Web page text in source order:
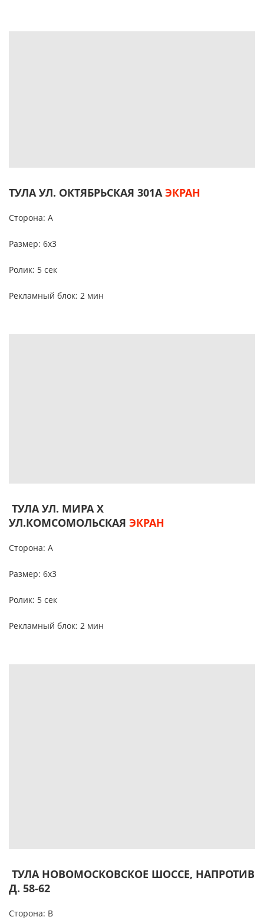
ТУЛА УЛ. ОКТЯБРЬСКАЯ 301АЭКРАН
Сторона: A
Размер: 6х3
Ролик: 5 сек
Рекламный блок: 2 мин
ТУЛА УЛ. МИРА Х
УЛ.КОМСОМОЛЬСКАЯ ЭКРАН
Сторона: A
Размер: 6х3
Ролик: 5 сек
Рекламный блок: 2 мин
ТУЛА НОВОМОСКОВСКОЕ ШОССЕ, НАПРОТИВ
Д. 58-62
Сторона: В